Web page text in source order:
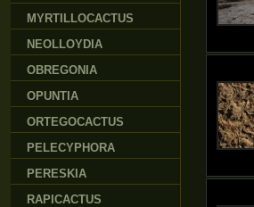
MYRTILLOCACTUS
NEOLLOYDIA
OBREGONIA
OPUNTIA
ORTEGOCACTUS
PELECYPHORA
PERESKIA
RAPICACTUS